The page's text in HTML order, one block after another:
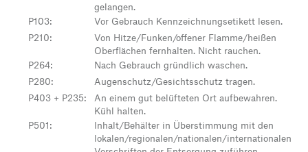
gelangen.
P103:
Vor Gebrauch Kennzeichnungsetikett lesen.
P210:
Von Hitze/Funken/offener Flamme/heißen
Oberflächen fernhalten. Nicht rauchen.
P264:
Nach Gebrauch gründlich waschen.
P280:
Augenschutz/Gesichtsschutz tragen.
P403 + P235:
An einem gut belüfteten Ort aufbewahren.
Kühl halten.
P501:
Inhalt/Behälter in Überstimmung mit den
lokalen/regionalen/nationalen/internationalen